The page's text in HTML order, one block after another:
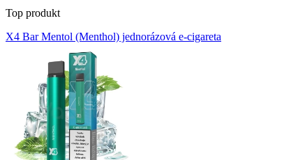
Top produkt
X4 Bar Mentol (Menthol) jednorázová e-cigareta